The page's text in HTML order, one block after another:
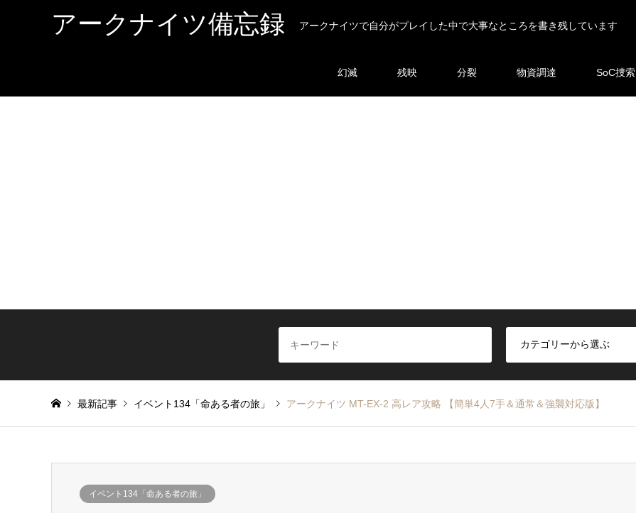
アークナイツ備忘録 アークナイツで自分がプレイした中で大事なところを書き残しています
幻滅 残映 分裂 物資調達 SoC捜索
最新記事 イベント134「命ある者の旅」 アークナイツ MT-EX-2 高レア攻略 【簡単4人7手＆通常＆強襲対応版】
イベント134「命ある者の旅」